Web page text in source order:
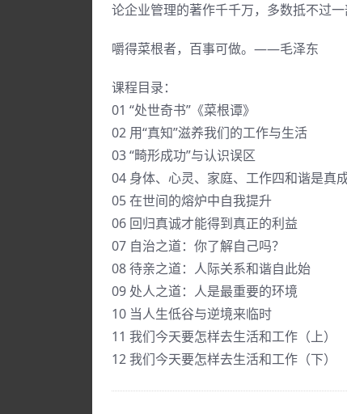
论企业管理的著作千千万，多数抵不过
嚼得菜根者，百事可做。——毛泽东
课程目录：
01 “处世奇书”《菜根谭》
02 用“真知”滋养我们的工作与生活
03 “畸形成功”与认识误区
04 身体、心灵、家庭、工作四和谐是真
05 在世间的熔炉中自我提升
06 回归真诚才能得到真正的利益
07 自治之道：你了解自己吗？
08 待亲之道：人际关系和谐自此始
09 处人之道：人是最重要的环境
10 当人生低谷与逆境来临时
11 我们今天要怎样去生活和工作（上）
12 我们今天要怎样去生活和工作（下）